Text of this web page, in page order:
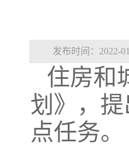
发布时间：2022-
住房和
划》，
点任务。